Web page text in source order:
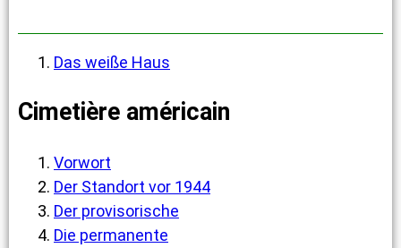
Das weiße Haus
Cimetière américain
Vorwort
Der Standort vor 1944
Der provisorische
Die permanente